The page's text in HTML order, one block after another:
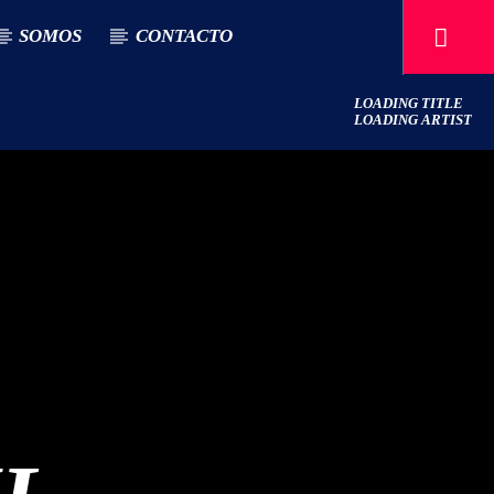
SOMOS CONTACTO
LOADING TITLE
LOADING ARTIST